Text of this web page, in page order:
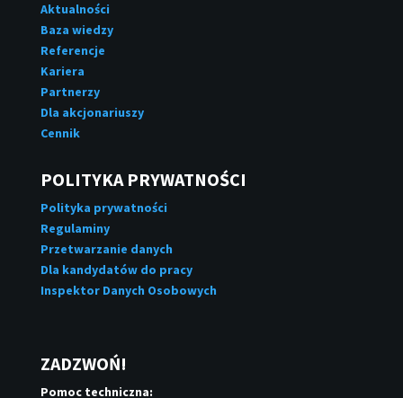
Aktualności
Baza wiedzy
Referencje
Kariera
Partnerzy
Dla akcjonariuszy
Cennik
POLITYKA PRYWATNOŚCI
Polityka prywatności
Regulaminy
Przetwarzanie danych
Dla kandydatów do pracy
Inspektor Danych Osobowych
ZADZWOŃ!
Pomoc techniczna: